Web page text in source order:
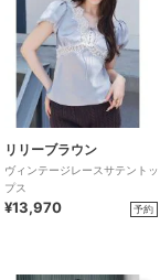
リリーブラウン
ヴィンテージレースサテントッ
プス
¥13,970 予約